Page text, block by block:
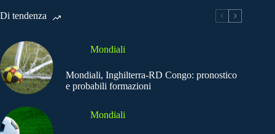
Di tendenza
Mondiali
Mondiali, Inghilterra-RD Congo: pronostico
e probabili formazioni
Mondiali